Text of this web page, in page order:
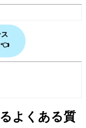
👈
よくある質